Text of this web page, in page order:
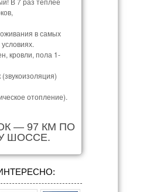
в самых
кровли, пола 1-
отопление).
— 97 КМ ПО
ШОССЕ.